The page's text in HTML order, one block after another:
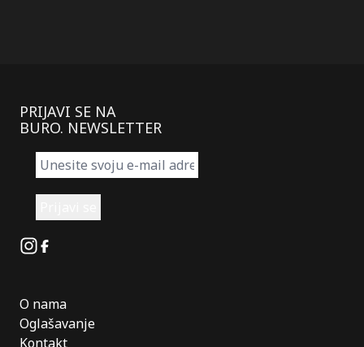
PRIJAVI SE NA
BURO. NEWSLETTER
Instagram
Facebook
O nama
Oglašavanje
Kontakt